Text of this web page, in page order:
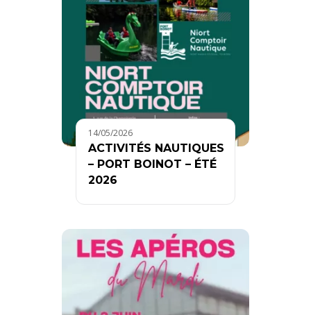
14/05/2026
ACTIVITÉS NAUTIQUES
– PORT BOINOT – ÉTÉ
2026